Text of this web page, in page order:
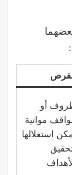
أو
مواتية
استغلالها